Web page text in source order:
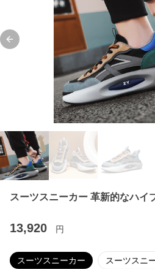
Previous slide
スーツスニーカー 革新的なハイ
13,920 円
スーツスニーカー スーツスニ